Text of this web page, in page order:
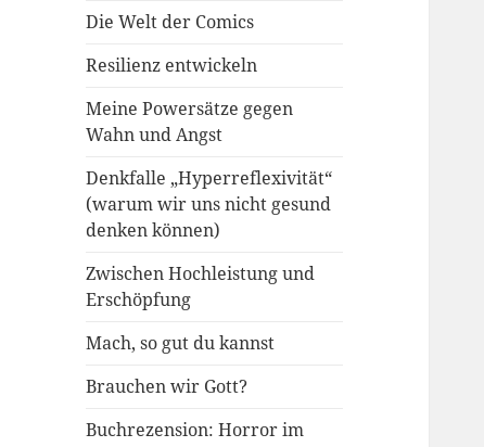
Die Welt der Comics
Resilienz entwickeln
Meine Powersätze gegen
Wahn und Angst
Denkfalle „Hyperreflexivität“
(warum wir uns nicht gesund
denken können)
Zwischen Hochleistung und
Erschöpfung
Mach, so gut du kannst
Brauchen wir Gott?
Buchrezension: Horror im